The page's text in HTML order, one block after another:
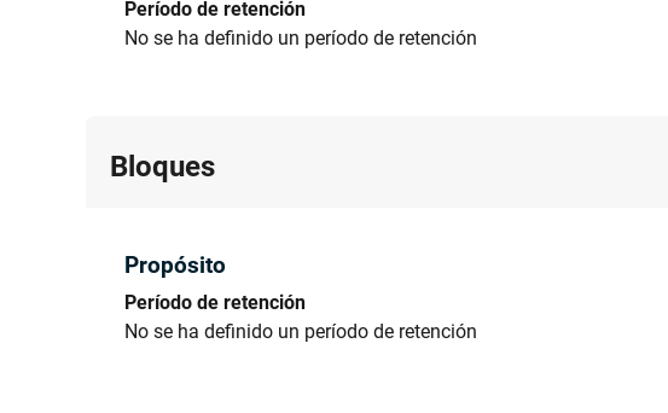
Período de retención
No se ha definido un período de retención
Bloques
Propósito
Período de retención
No se ha definido un período de retención